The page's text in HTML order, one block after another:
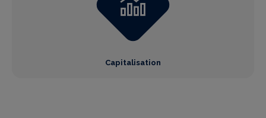
Capitalisation